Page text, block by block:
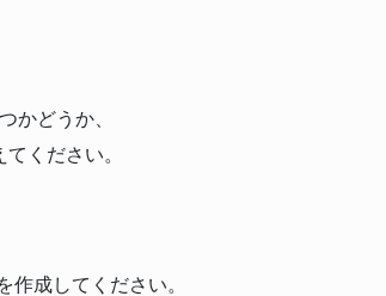
かどうか、
ください。
作成してください。